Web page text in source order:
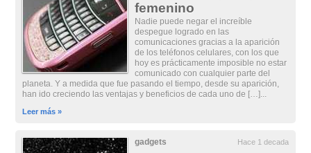
femenino
Nadie puede negar el increíble
despegue logrado en las
comunicaciones gracias a la aparición
de los teléfonos celulares, con los que
hoy es prácticamente imposible no estar
comunicado con cualquier parte del
planeta. Y a medida que fue pasando el tiempo, desde su aparición,
han ido creciendo las ventajas y beneficios de cada uno de […]...
Leer más »
gadgets Hace 1 decada